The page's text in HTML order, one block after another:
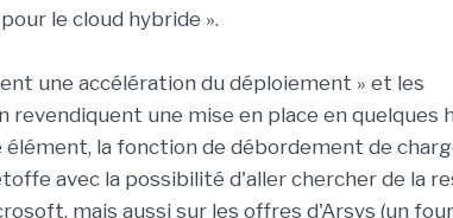
le cloud hybride ».
une accélération du déploiement » et les
une mise en place en quelques
la fonction de débordement de
avec la possibilité d'aller chercher de la
mais aussi sur les offres d'Arsys (un